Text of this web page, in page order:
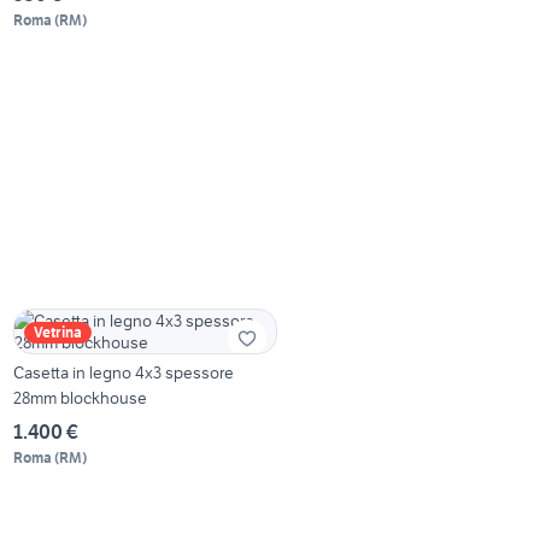
Roma (RM)
Vetrina
Casetta in legno 4x3 spessore
28mm blockhouse
1.400 €
Roma (RM)